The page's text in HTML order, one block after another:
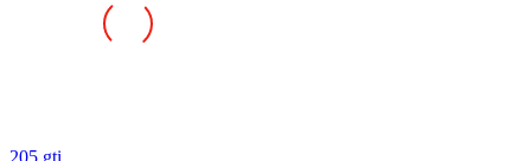
205 gti